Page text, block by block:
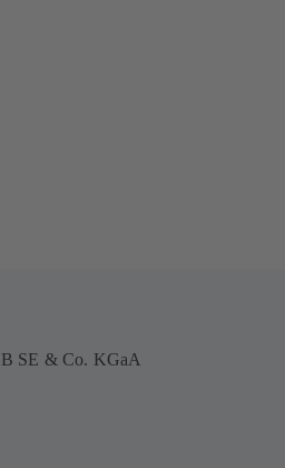
SE & Co. KGaA